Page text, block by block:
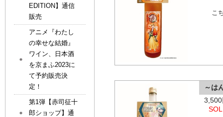
こ
～は
EDITION】通信
販売
アニメ『わたし
の幸せな結婚』
ワイン、日本酒
を京まふ2023に
て予約販売決
定！
第1弾【赤司征十
郎ショップ】通